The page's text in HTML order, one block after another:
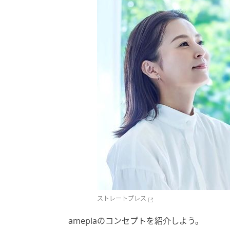
ストレートプレス
ameplaのコンセプトを紹介しよう。